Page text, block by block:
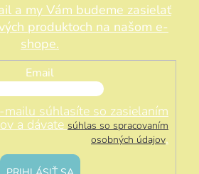
a my Vám budeme zasielať
produktoch na našom e-
shope.
Email
súhlasíte so zasielaním
a dávate súhlas so spracovaním
osobných údajov.